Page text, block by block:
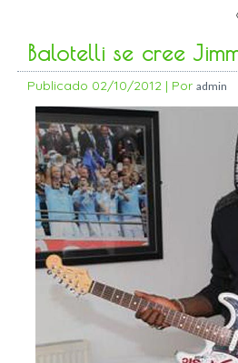
Balotelli se cree
Publicado 02/10/2012 | Por admin